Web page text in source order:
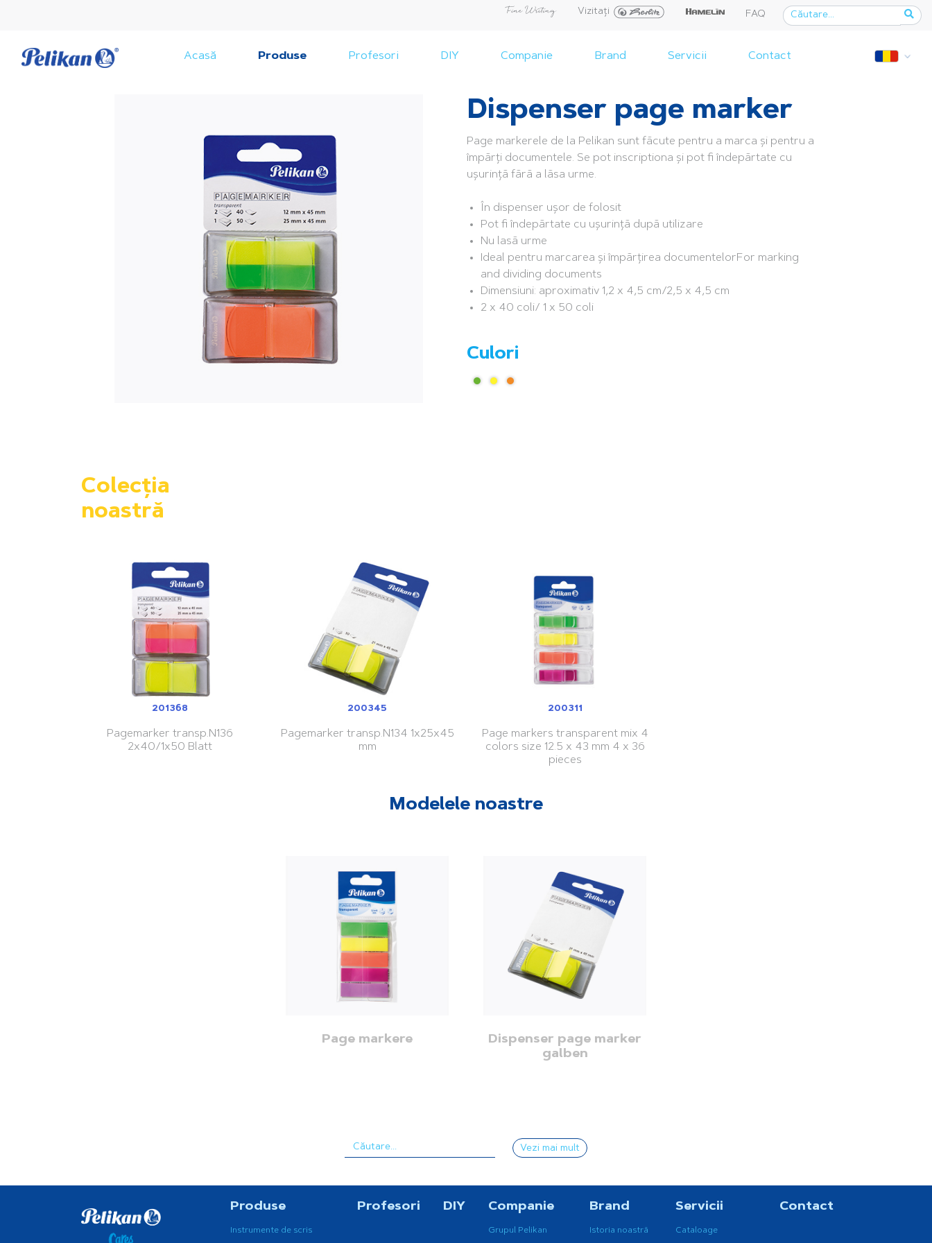
Vizitați FAQ
Acasă Produse Profesori DIY Companie Brand Servicii Contact
Dispenser page marker
Page markerele de la Pelikan sunt făcute pentru a marca și pentru a
împărți documentele. Se pot inscriptiona și pot fi îndepărtate cu
ușurință fără a lăsa urme.
În dispenser ușor de folosit
Pot fi îndepărtate cu ușurință după utilizare
Nu lasă urme
Ideal pentru marcarea și împărțirea documentelorFor marking
and dividing documents
Dimensiuni: aproximativ 1,2 x 4,5 cm/2,5 x 4,5 cm
2 x 40 coli/ 1 x 50 coli
Culori
Colecția
noastră
201368
Pagemarker transp.N136
2x40/1x50 Blatt
200345
Pagemarker transp.N134 1x25x45
mm
200311
Page markers transparent mix 4
colors size 12.5 x 43 mm 4 x 36
pieces
Modelele noastre
Page markere
Dispenser page marker
galben
Vezi mai mult
Produse
Instrumente de scris
Profesori DIY Companie
Grupul Pelikan
Brand
Istoria noastră
Servicii
Cataloage
Contact